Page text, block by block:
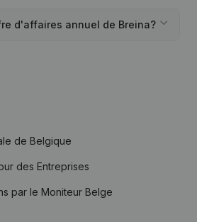
d'affaires annuel de Breina?
de Belgique
des Entreprises
par le Moniteur Belge